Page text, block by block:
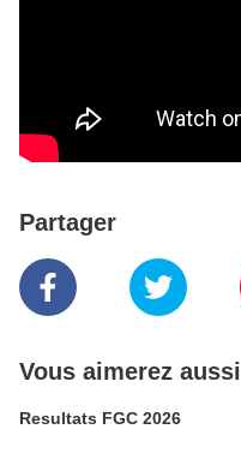
Partager
Vous aimerez aussi
Resultats FGC 2026